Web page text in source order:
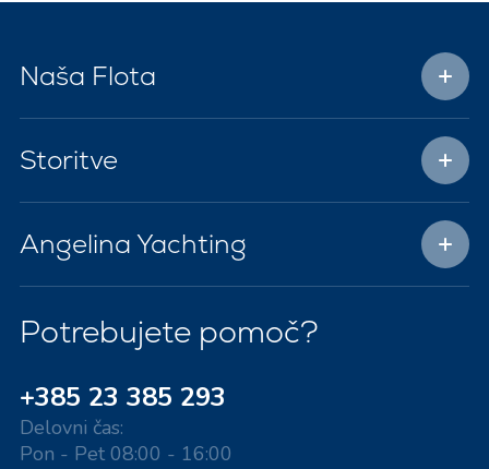
Naša Flota
Storitve
Angelina Yachting
Potrebujete pomoč?
+385 23 385 293
Delovni čas:
Pon - Pet 08:00 - 16:00